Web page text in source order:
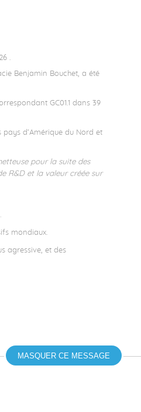
.
Benjamin Bouchet, a été
GC01.1 dans 39
d’Amérique du Nord et
pour la suite des
R&D et la valeur créée sur
mondiaux.
agressive, et des
MASQUER CE MESSAGE